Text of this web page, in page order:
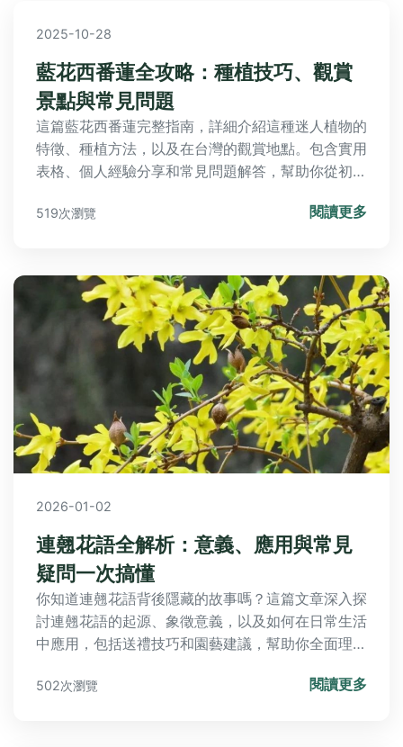
2025-10-28
藍花西番蓮全攻略：種植技巧、觀賞
景點與常見問題
這篇藍花西番蓮完整指南，詳細介紹這種迷人植物的
特徵、種植方法，以及在台灣的觀賞地點。包含實用
表格、個人經驗分享和常見問題解答，幫助你從初學
植，還是計畫外出賞花，都能找到所需資訊。
519次瀏覽 閱讀更多
2026-01-02
連翹花語全解析：意義、應用與常見
疑問一次搞懂
你知道連翹花語背後隱藏的故事嗎？這篇文章深入探
討連翹花語的起源、象徵意義，以及如何在日常生活
中應用，包括送禮技巧和園藝建議，幫助你全面理解
502次瀏覽 閱讀更多